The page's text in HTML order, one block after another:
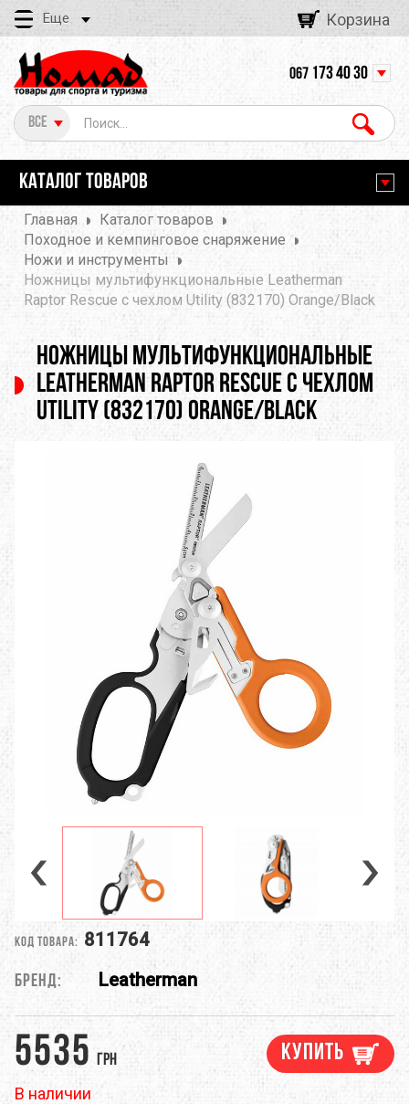
Еще Корзина
Все
067 173 40 30
КАТАЛОГ ТОВАРОВ
Главная
Каталог товаров
Походное и кемпинговое снаряжение
Ножи и инструменты
Ножницы мультифункциональные Leatherman
Raptor Rescue с чехлом Utility (832170) Orange/Black
Ножницы мультифункциональные
Leatherman Raptor Rescue с чехлом
Utility (832170) Orange/Black
Код товара: 811764
Бренд: Leatherman
5535 грн
В наличии
Купить